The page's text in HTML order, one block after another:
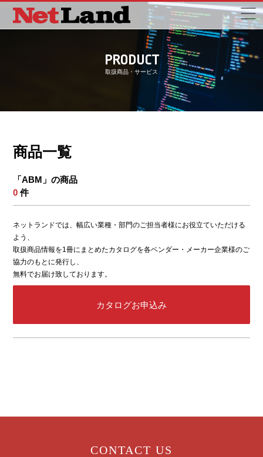
PRODUCT
取扱商品・サービス
商品一覧
「ABM」の商品
0 件
ネットランドでは、幅広い業種・部門のご担当者様にお役立ていただける
よう、
取扱商品情報を1冊にまとめたカタログを各ベンダー・メーカー企業様のご
協力のもとに発行し、
無料でお届け致しております。
カタログお申込み
CONTACT US